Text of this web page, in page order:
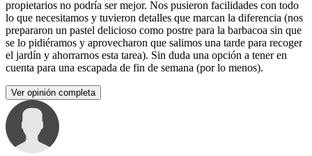
propietarios no podría ser mejor. Nos pusieron facilidades con todo
lo que necesitamos y tuvieron detalles que marcan la diferencia (nos
prepararon un pastel delicioso como postre para la barbacoa sin que
se lo pidiéramos y aprovecharon que salimos una tarde para recoger
el jardín y ahorrarnos esta tarea). Sin duda una opción a tener en
cuenta para una escapada de fin de semana (por lo menos).
Ver opinión completa